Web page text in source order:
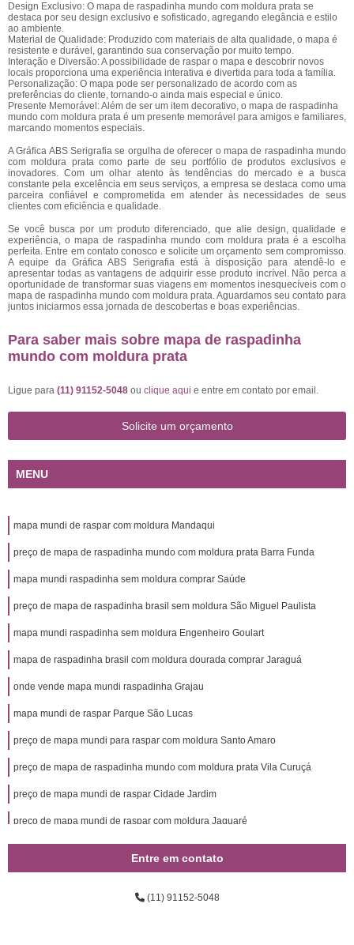
Design Exclusivo: O mapa de raspadinha mundo com moldura prata se
destaca por seu design exclusivo e sofisticado, agregando elegância e estilo
ao ambiente.
Material de Qualidade: Produzido com materiais de alta qualidade, o mapa é
resistente e durável, garantindo sua conservação por muito tempo.
Interação e Diversão: A possibilidade de raspar o mapa e descobrir novos
locais proporciona uma experiência interativa e divertida para toda a família.
Personalização: O mapa pode ser personalizado de acordo com as
preferências do cliente, tornando-o ainda mais especial e único.
Presente Memorável: Além de ser um item decorativo, o mapa de raspadinha
mundo com moldura prata é um presente memorável para amigos e familiares,
marcando momentos especiais.
A Gráfica ABS Serigrafia se orgulha de oferecer o mapa de raspadinha mundo
com moldura prata como parte de seu portfólio de produtos exclusivos e
inovadores. Com um olhar atento às tendências do mercado e a busca
constante pela excelência em seus serviços, a empresa se destaca como uma
parceira confiável e comprometida em atender às necessidades de seus
clientes com eficiência e qualidade.
Se você busca por um produto diferenciado, que alie design, qualidade e
experiência, o mapa de raspadinha mundo com moldura prata é a escolha
perfeita. Entre em contato conosco e solicite um orçamento sem compromisso.
A equipe da Gráfica ABS Serigrafia está à disposição para atendê-lo e
apresentar todas as vantagens de adquirir esse produto incrível. Não perca a
oportunidade de transformar suas viagens em momentos inesquecíveis com o
mapa de raspadinha mundo com moldura prata. Aguardamos seu contato para
juntos iniciarmos essa jornada de descobertas e boas experiências.
Para saber mais sobre mapa de raspadinha
mundo com moldura prata
Ligue para (11) 91152-5048 ou clique aqui e entre em contato por email.
Solicite um orçamento
MENU
mapa mundi de raspar com moldura Mandaqui
preço de mapa de raspadinha mundo com moldura prata Barra Funda
mapa mundi raspadinha sem moldura comprar Saúde
preço de mapa de raspadinha brasil sem moldura São Miguel Paulista
mapa mundi raspadinha sem moldura Engenheiro Goulart
mapa de raspadinha brasil com moldura dourada comprar Jaraguá
onde vende mapa mundi raspadinha Grajau
mapa mundi de raspar Parque São Lucas
preço de mapa mundi para raspar com moldura Santo Amaro
preço de mapa de raspadinha mundo com moldura prata Vila Curuçá
preço de mapa mundi de raspar Cidade Jardim
preço de mapa mundi de raspar com moldura Jaguaré
mapa de raspadinha brasil sem moldura comprar Vila Prudente
mapa do brasil de raspar com moldura São Caetano do Sul
Entre em contato
(11) 91152-5048